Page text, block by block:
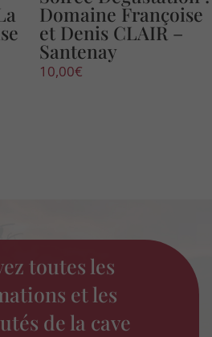
Domaine Françoise
et Denis CLAIR –
Santenay
10,00€
toutes les
et les
de la cave